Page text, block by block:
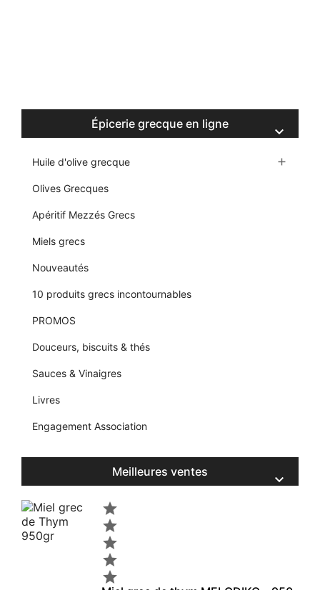
Épicerie grecque en ligne 
Huile d'olive grecque 
Olives Grecques
Apéritif Mezzés Grecs
Miels grecs
Nouveautés
10 produits grecs incontournables
PROMOS
Douceurs, biscuits & thés
Sauces & Vinaigres
Livres
Engagement Association
Meilleures ventes





